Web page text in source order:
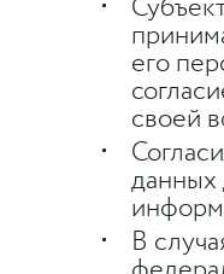
его
своей
В